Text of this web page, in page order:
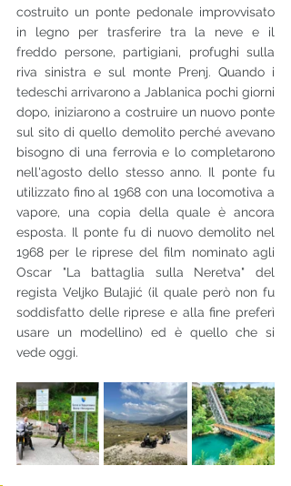
costruito un ponte pedonale improvvisato
in legno per trasferire tra la neve e il
freddo persone, partigiani, profughi sulla
riva sinistra e sul monte Prenj. Quando i
tedeschi arrivarono a Jablanica pochi giorni
dopo, iniziarono a costruire un nuovo ponte
sul sito di quello demolito perché avevano
bisogno di una ferrovia e lo completarono
nell'agosto dello stesso anno. Il ponte fu
utilizzato fino al 1968 con una locomotiva a
vapore, una copia della quale è ancora
esposta. Il ponte fu di nuovo demolito nel
1968 per le riprese del film nominato agli
Oscar "La battaglia sulla Neretva" del
regista Veljko Bulajić (il quale però non fu
soddisfatto delle riprese e alla fine preferì
usare un modellino) ed è quello che si
vede oggi.